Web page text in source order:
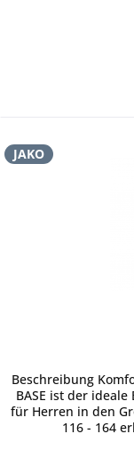
JAKO
Beschreibung
BASE ist der
für Herren in den
116 - 164